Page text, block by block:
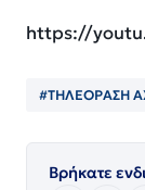
https://
#ΤΗΛΕΟΡΑΣΗ
Βρήκατε